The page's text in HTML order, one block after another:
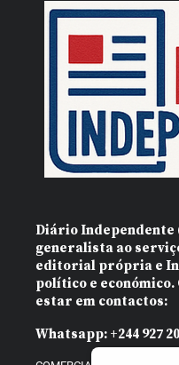
Diário Independente
generalista ao
editorial própria e
político e
estar em contactos:
Whatsapp: +244 927